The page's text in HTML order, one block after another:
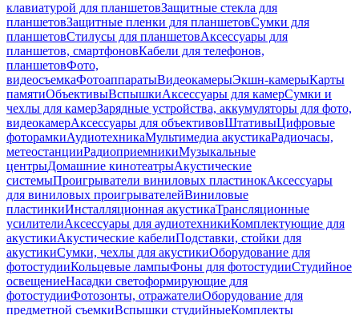
клавиатурой для планшетовЗащитные стекла для
планшетовЗащитные пленки для планшетовСумки для
планшетовСтилусы для планшетовАксессуары для
планшетов, смартфоновКабели для телефонов,
планшетовФото,
видеосъемкаФотоаппаратыВидеокамерыЭкшн-камерыКарты
памятиОбъективыВспышкиАксессуары для камерСумки и
чехлы для камерЗарядные устройства, аккумуляторы для фото,
видеокамерАксессуары для объективовШтативыЦифровые
фоторамкиАудиотехникаМультимедиа акустикаРадиочасы,
метеостанцииРадиоприемникиМузыкальные
центрыДомашние кинотеатрыАкустические
системыПроигрыватели виниловых пластинокАксессуары
для виниловых проигрывателейВиниловые
пластинкиИнсталляционная акустикаТрансляционные
усилителиАксессуары для аудиотехникиКомплектующие для
акустикиАкустические кабелиПодставки, стойки для
акустикиСумки, чехлы для акустикиОборудование для
фотостудииКольцевые лампыФоны для фотостудииСтудийное
освещениеНасадки светоформирующие для
фотостудииФотозонты, отражателиОборудование для
предметной съемкиВспышки студийныеКомплекты